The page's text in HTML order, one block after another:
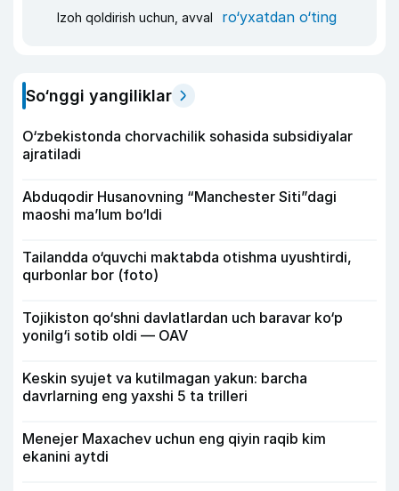
Izoh qoldirish uchun, avval ro‘yxatdan o‘ting
So‘nggi yangiliklar
O‘zbekistonda chorvachilik sohasida subsidiyalar
ajratiladi
Abduqodir Husanovning “Manchester Siti”dagi
maoshi ma’lum bo‘ldi
Tailandda o‘quvchi maktabda otishma uyushtirdi,
qurbonlar bor (foto)
Tojikiston qo‘shni davlatlardan uch baravar ko‘p
yonilg‘i sotib oldi — OAV
Keskin syujet va kutilmagan yakun: barcha
davrlarning eng yaxshi 5 ta trilleri
Menejer Maxachev uchun eng qiyin raqib kim
ekanini aytdi